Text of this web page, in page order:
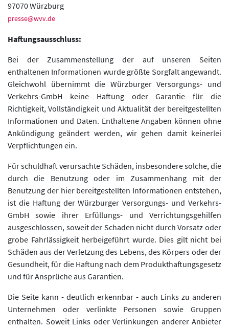
97070 Würzburg
presse@wvv.de
Haftungsausschluss:
Bei der Zusammenstellung der auf unseren Seiten
enthaltenen Informationen wurde größte Sorgfalt angewandt.
Gleichwohl übernimmt die Würzburger Versorgungs- und
Verkehrs-GmbH keine Haftung oder Garantie für die
Richtigkeit, Vollständigkeit und Aktualität der bereitgestellten
Informationen und Daten. Enthaltene Angaben können ohne
Ankündigung geändert werden, wir gehen damit keinerlei
Verpflichtungen ein.
Für schuldhaft verursachte Schäden, insbesondere solche, die
durch die Benutzung oder im Zusammenhang mit der
Benutzung der hier bereitgestellten Informationen entstehen,
ist die Haftung der Würzburger Versorgungs- und Verkehrs-
GmbH sowie ihrer Erfüllungs- und Verrichtungsgehilfen
ausgeschlossen, soweit der Schaden nicht durch Vorsatz oder
grobe Fahrlässigkeit herbeigeführt wurde. Dies gilt nicht bei
Schäden aus der Verletzung des Lebens, des Körpers oder der
Gesundheit, für die Haftung nach dem Produkthaftungsgesetz
und für Ansprüche aus Garantien.
Die Seite kann - deutlich erkennbar - auch Links zu anderen
Unternehmen oder verlinkte Personen sowie Gruppen
enthalten. Soweit Links oder Verlinkungen anderer Anbieter